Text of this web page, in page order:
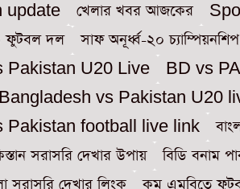
update
খেলার খবর আজকের
ফুটবল দল
সাফ অনূর্ধ্ব-২০
Pakistan U20 Live
BD vs
vs Pakistan U20
Pakistan football live link
সরাসরি দেখার উপায়
বিডি বনাম
দেখার লিংক
কম এমবিতে